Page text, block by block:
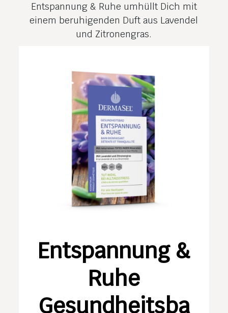
Entspannung & Ruhe umhüllt Dich mit
einem beruhigenden Duft aus Lavendel
und Zitronengras.
Entspannung &
Ruhe
Gesundheitsba